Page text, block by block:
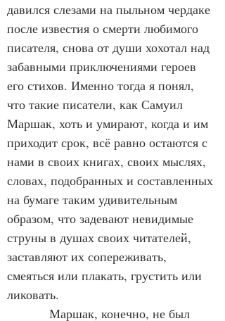
давился слезами на пыльном чердаке
после известия о смерти любимого
писателя, снова от души хохотал над
забавными приключениями героев
его стихов. Именно тогда я понял,
что такие писатели, как Самуил
Маршак, хоть и умирают, когда и им
приходит срок, всё равно остаются с
нами в своих книгах, своих мыслях,
словах, подобранных и составленных
на бумаге таким удивительным
образом, что задевают невидимые
струны в душах своих читателей,
заставляют их сопереживать,
смеяться или плакать, грустить или
ликовать.